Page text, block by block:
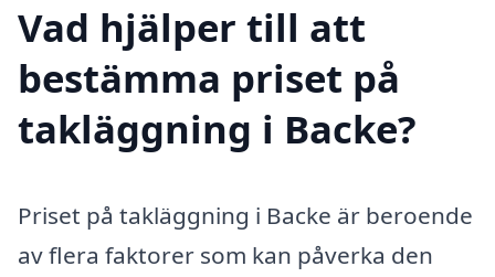
Vad hjälper till att
bestämma priset på
takläggning i Backe?
Priset på takläggning i Backe är beroende
av flera faktorer som kan påverka den